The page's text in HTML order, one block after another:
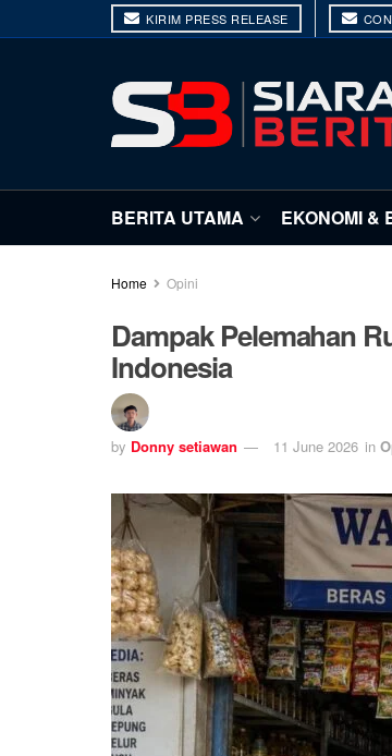
KIRIM PRESS RELEASE
BERITA UTAMA EKONOMI &
Home Opini
Dampak Pelemahan
Indonesia
by Donny setiawan 11 June 2026 in